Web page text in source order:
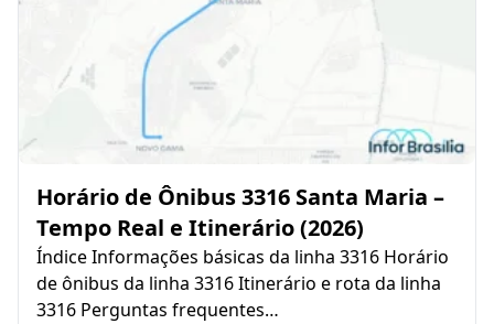
Horário de Ônibus 3316 Santa Maria –
Tempo Real e Itinerário (2026)
Índice Informações básicas da linha 3316 Horário
de ônibus da linha 3316 Itinerário e rota da linha
3316 Perguntas frequentes…